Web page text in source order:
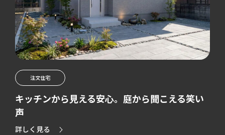
注文住宅
キッチンから見える安心。庭から聞こえる笑い
声
詳しく見る